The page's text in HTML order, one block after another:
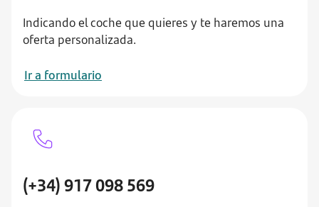
Indicando el coche que quieres y te haremos una
oferta personalizada.
Ir a formulario
(+34) 917 098 569